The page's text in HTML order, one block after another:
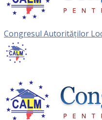
Congresul Autorităţilor